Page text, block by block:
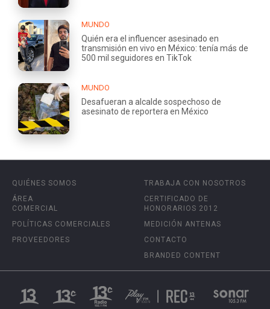
MUNDO
Quién era el influencer asesinado en
transmisión en vivo en México: tenía más de
500 mil seguidores en TikTok
MUNDO
Desafueran a alcalde sospechoso de
asesinato de reportera en México
QUIÉNES SOMOS
ÁREA
COMERCIAL
POLÍTICAS COMERCIALES
PROVEEDORES
TRABAJA CON NOSOTROS
CERTIFICADO DE
HONORARIOS 2012
MEDICIÓN ANTENAS
CONTACTO
BRANDED CONTENT